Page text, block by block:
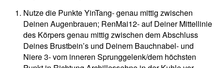
Nutze die Punkte YinTang- genau mittig zwischen
Deinen Augenbrauen; RenMai12- auf Deiner Mittellinie
des Körpers genau mittig zwischen dem Abschluss
Deines Brustbein’s und Deinem Bauchnabel- und
Niere 3- vom inneren Sprunggelenk/dem höchsten